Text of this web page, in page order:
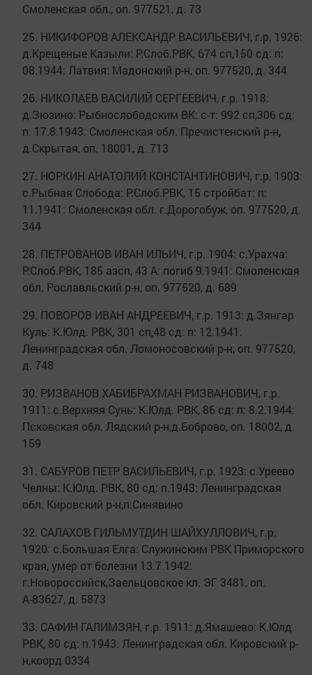
Смоленская обл., оп. 977521, д. 73
25. НИКИФОРОВ АЛЕКСАНДР ВАСИЛЬЕВИЧ, г.р. 1926:
д.Крещеные Казыли: Р.Слоб.РВК, 674 сп,150 сд: п:
08.1944: Латвия: Мадонский р-н, оп. 977520, д. 344
26. НИКОЛАЕВ ВАСИЛИЙ СЕРГЕЕВИЧ, г.р. 1918:
д.Зюзино: Рыбнослободским ВК: с-т: 992 сп,306 сд:
п: 17.8.1943: Смоленская обл. Пречистенский р-н,
д.Скрытая, оп. 18001, д. 713
27. НОРКИН АНАТОЛИЙ КОНСТАНТИНОВИЧ, г.р. 1903:
с.Рыбная Слобода: Р.Слоб.РВК, 15 стройбат: п:
11.1941: Смоленская обл. г.Дорогобуж, оп. 977520, д.
344
28. ПЕТРОВАНОВ ИВАН ИЛЬИЧ, г.р. 1904: с.Урахча:
Р.Слоб.РВК, 185 азсп, 43 А: погиб 9.1941: Смоленская
обл. Рославльский р-н, оп. 977520, д. 689
29. ПОВОРОВ ИВАН АНДРЕЕВИЧ, г.р. 1913: д.Зянгар
Куль: К.Юлд. РВК, 301 сп,48 сд: п: 12.1941:
Ленинградская обл. Ломоносовский р-н, оп. 977520,
д. 748
30. РИЗВАНОВ ХАБИБРАХМАН РИЗВАНОВИЧ, г.р.
1911: с.Верхняя Сунь: К.Юлд. РВК, 86 сд: п: 8.2.1944:
Псковская обл. Лядский р-н,д.Боброво, оп. 18002, д.
159
31. САБУРОВ ПЕТР ВАСИЛЬЕВИЧ, г.р. 1923: с.Уреево
Челны: К.Юлд. РВК, 80 сд: п.1943: Ленинградская
обл. Кировский р-н,п.Синявино
32. САЛАХОВ ГИЛЬМУТДИН ШАЙХУЛЛОВИЧ, г.р.
1920: с.Большая Елга: Служинским РВК Приморского
края, умер от болезни 13.7.1942:
г.Новороссийск,Заельцовское кл. ЭГ 3481, оп.
А-83627, д. 5873
33. САФИН ГАЛИМЗЯН, г.р. 1911: д.Ямашево: К.Юлд.
РВК, 80 сд: п.1943: Ленинградская обл. Кировский р-
н,коорд.0334